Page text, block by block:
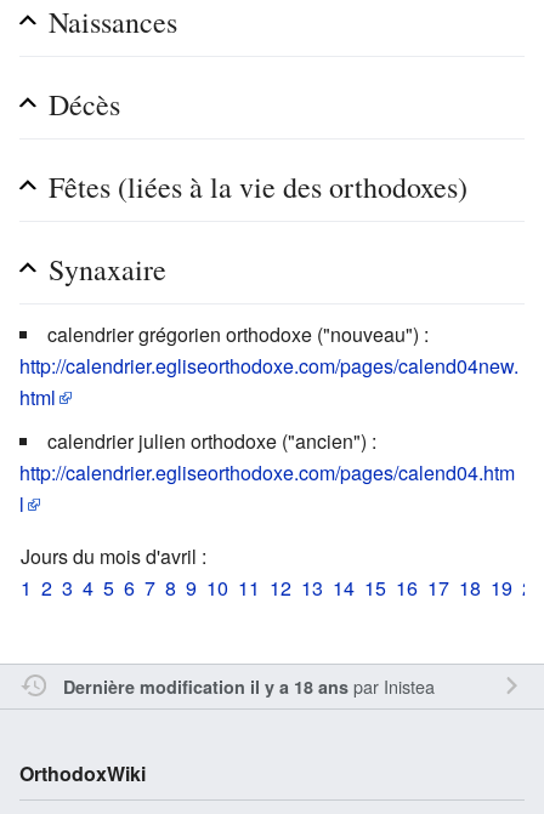
Naissances
Décès
Fêtes (liées à la vie des orthodoxes)
Synaxaire
calendrier grégorien orthodoxe ("nouveau") :
http://calendrier.egliseorthodoxe.com/pages/calend04new.
html
calendrier julien orthodoxe ("ancien") :
http://calendrier.egliseorthodoxe.com/pages/calend04.htm
l
Jours du mois d'avril :
1 2 3 4 5 6 7 8 9 10 11 12 13 14 15 16 17 18 19 20
Dernière modification il y a 18 anspar Inistea
OrthodoxWiki